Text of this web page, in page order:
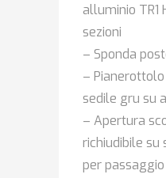
alluminio TR1
sezioni
– Sponda
–
sedile gru su
– Apertura
richiudibile su
per